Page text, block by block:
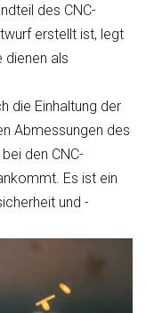
des CNC-
erstellt ist, legt
dienen als
die Einhaltung der
Abmessungen des
den CNC-
Es ist ein
und -